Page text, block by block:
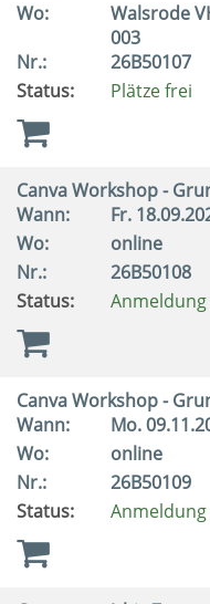
Wo:
Walsrode
003
Nr.:
26B50107
Status:
Plätze frei
Canva Workshop -
Wann:
Fr.
Wo:
online
Nr.:
26B50108
Status:
Canva Workshop -
Wann:
Mo.
Wo:
online
Nr.:
26B50109
Status: